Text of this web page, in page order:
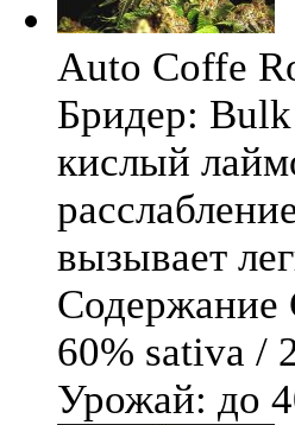
Auto Coffe
Бридер:
кислый
вызывает
Содержание
60% sativa /
Урожай: до